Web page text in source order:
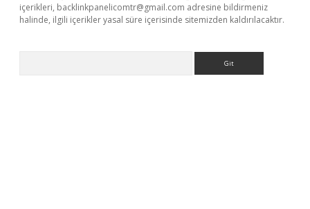
içerikleri, backlinkpanelicomtr@gmail.com adresine bildirmeniz
halinde, ilgili içerikler yasal süre içerisinde sitemizden kaldırılacaktır.